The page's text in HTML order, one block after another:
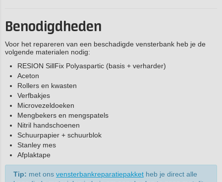
Benodigdheden
Voor het repareren van een beschadigde vensterbank heb je de
volgende materialen nodig:
RESION SillFix Polyaspartic (basis + verharder)
Aceton
Rollers en kwasten
Verfbakjes
Microvezeldoeken
Mengbekers en mengspatels
Nitril handschoenen
Schuurpapier + schuurblok
Stanley mes
Afplaktape
Tip: met ons vensterbankreparatiepakket heb je direct alle